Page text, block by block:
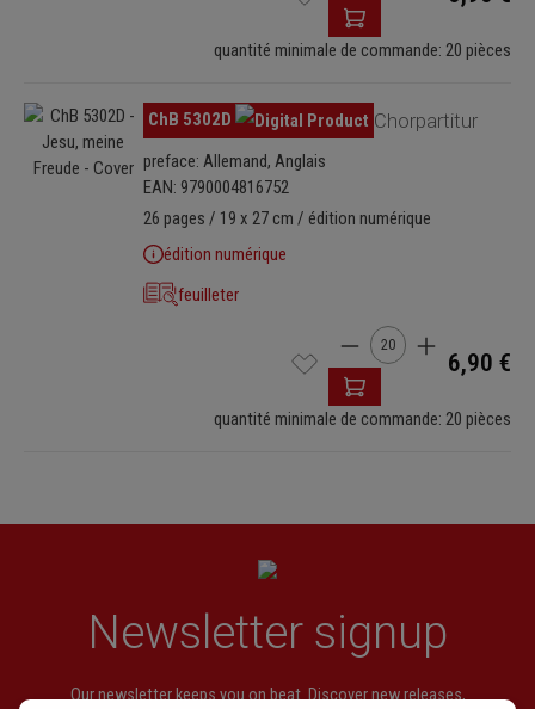
quantité minimale de commande: 20 pièces
Ignorer la galerie d'images
ChB 5302D Chorpartitur
preface: Allemand, Anglais
EAN: 9790004816752
26 pages / 19 x 27 cm / édition numérique
édition numérique
feuilleter
Quantité de produit :
6,90 €
quantité minimale de commande: 20 pièces
Newsletter signup
Our newsletter keeps you on beat. Discover new releases,